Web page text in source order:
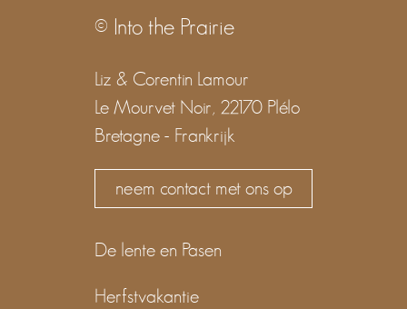
© Into the Prairie
Liz & Corentin Lamour
Le Mourvet Noir, 22170 Plélo
Bretagne - Frankrijk
neem contact met ons op
De lente en Pasen
Herfstvakantie